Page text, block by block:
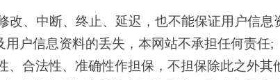
中断、终止、延迟，也不能保证用户信息
户信息资料的丢失，本网站不承担任何责任;
合法性、准确性作担保，不担保除此之外其